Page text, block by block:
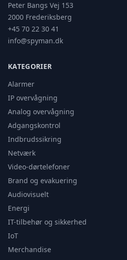
Peter Bangs Vej 153
2000 Frederiksberg
+45 70 22 30 41
info@spyman.dk
KATEGORIER
Alarmer
IP overvågning
Analog overvågning
Adgangskontrol
Indbrudssikring
Netværk
Video-dørtelefoner
Brand og evakuering
Audiovisuelt
Energi
IT-tilbehør og sikkerhed
IoT
Merchandise